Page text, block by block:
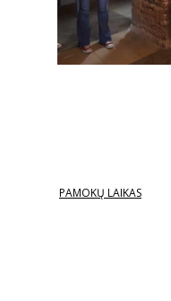
PAMOKŲ LAIKAS